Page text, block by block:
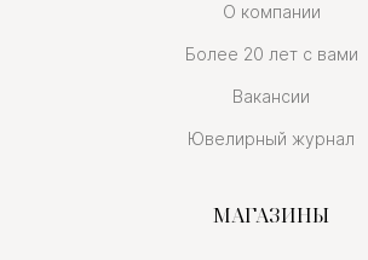
О компании
Более 20 лет с вами
Вакансии
Ювелирный журнал
МАГАЗИНЫ